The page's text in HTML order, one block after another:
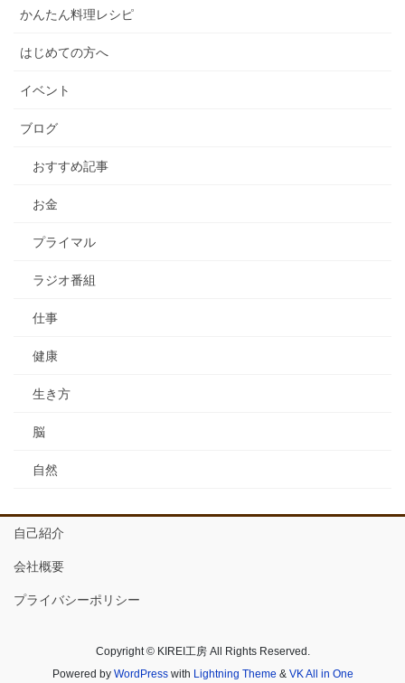
かんたん料理レシピ
はじめての方へ
イベント
ブログ
おすすめ記事
お金
プライマル
ラジオ番組
仕事
健康
生き方
脳
自然
自己紹介
会社概要
プライバシーポリシー
Copyright © KIREI工房 All Rights Reserved.
Powered by WordPresswith Lightning Theme & VK All in One